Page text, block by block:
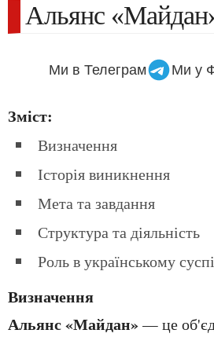
Альянс
Ми в Телеграм Ми у
Зміст:
Визначення
Історія виникнення
Мета та завдання
Структура та діяльність
Роль в українському
Визначення
Альянс «Майдан»— це